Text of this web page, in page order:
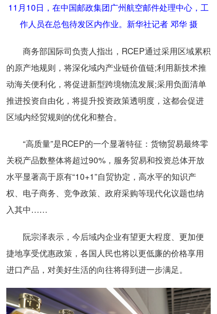
11月10日，在中国邮政集团广州航空邮件处理中心，工
作人员在总包待发区内作业。新华社记者 邓华 摄
商务部国际司负责人指出，RCEP通过采用区域累积
的原产地规则，将深化域内产业链价值链;利用新技术推
动海关便利化，将促进新型跨境物流发展;采用负面清单
推进投资自由化，将提升投资政策透明度，这都会促进
区域内经贸规则的优化和整合。
“高质量”是RCEP的一个显著特征：货物贸易最终零
关税产品数整体将超过90%，服务贸易和投资总体开放
水平显著高于原有“10+1”自贸协定，高水平的知识产
权、电子商务、竞争政策、政府采购等现代化议题也纳
入其中……
阮宗泽表示，今后域内企业有望更大程度、更加便
捷地享受优惠政策，各国人民也将以更低廉的价格享用
进口产品，对美好生活的向往将得到进一步满足。